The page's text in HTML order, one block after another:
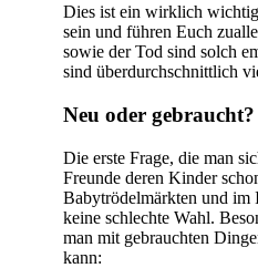
Dies ist ein wirklich
sein und führen Euch
sowie der Tod sind solch
sind überdurchschnittlich
Neu oder gebraucht?
Die erste Frage, die man
Freunde deren Kinder
Babytrödelmärkten und im
keine schlechte Wahl.
man mit gebrauchten
kann: